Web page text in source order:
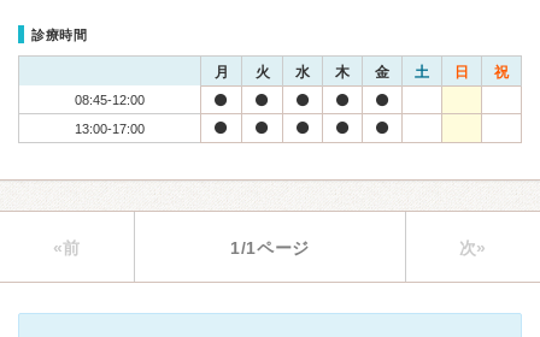
診療時間
月 火 水 木 金 土 日 祝
08:45-12:00
13:00-17:00
«前 1/1ページ 次»